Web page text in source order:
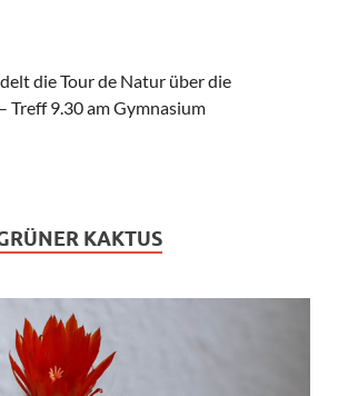
die Tour de Natur über die
Treff 9.30 am Gymnasium
KAKTUS